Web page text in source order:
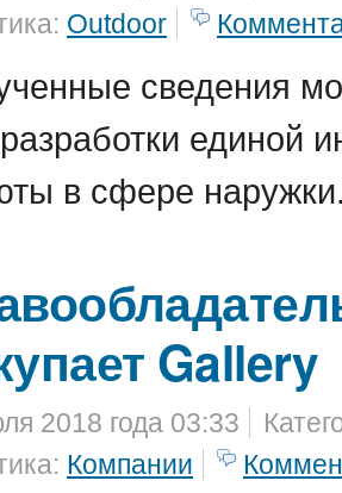
Outdoor
сведения
единой
в сфере
Gallery
2018 года 03:33
Компании